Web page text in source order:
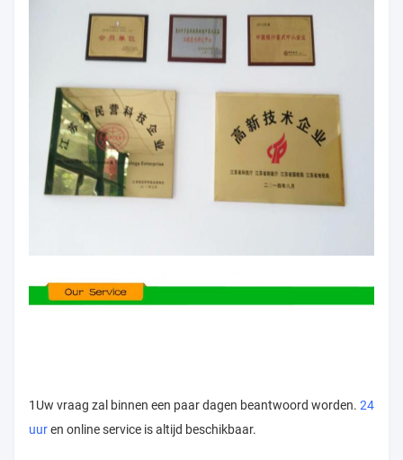
1Uw vraag zal binnen een paar dagen beantwoord worden. 24
uuren online service is altijd beschikbaar.